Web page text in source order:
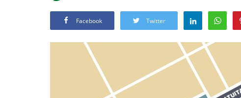
Facebook Twitter